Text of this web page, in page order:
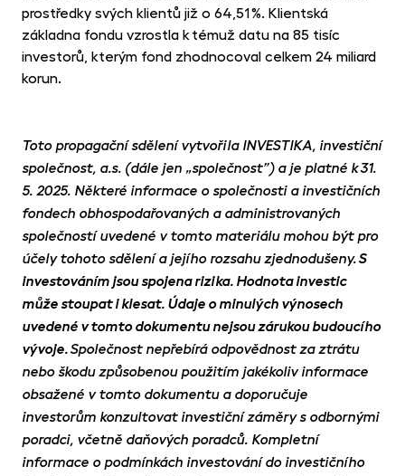
prostředky svých klientů již o 64,51 %. Klientská
základna fondu vzrostla k témuž datu na 85 tisíc
investorů, kterým fond zhodnocoval celkem 24 miliard
korun.
Toto propagační sdělení vytvořila INVESTIKA, investiční
společnost, a.s. (dále jen „společnost”) a je platné k 31.
5. 2025. Některé informace o společnosti a investičních
fondech obhospodařovaných a administrovaných
společností uvedené v tomto materiálu mohou být pro
účely tohoto sdělení a jejího rozsahu zjednodušeny.S
investováním jsou spojena rizika. Hodnota investic
může stoupat i klesat. Údaje o minulých výnosech
uvedené v tomto dokumentu nejsou zárukou budoucího
vývoje.Společnost nepřebírá odpovědnost za ztrátu
nebo škodu způsobenou použitím jakékoliv informace
obsažené v tomto dokumentu a doporučuje
investorům konzultovat investiční záměry s odbornými
poradci, včetně daňových poradců. Kompletní
informace o podmínkách investování do investičního